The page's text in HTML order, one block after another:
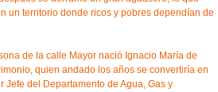
un territorio donde ricos y pobres dependían de
de la calle Mayor nació Ignacio María de
quien andado los años se convertiría en
del Departamento de Agua, Gas y